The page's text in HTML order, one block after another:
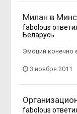
Милан в
fabolous
Беларусь
Эмоций конечно
3 ноября 2011
fabolous